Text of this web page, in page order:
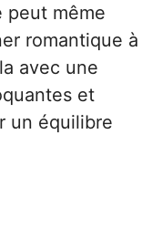
peut même
romantique à
avec une
et
un équilibre